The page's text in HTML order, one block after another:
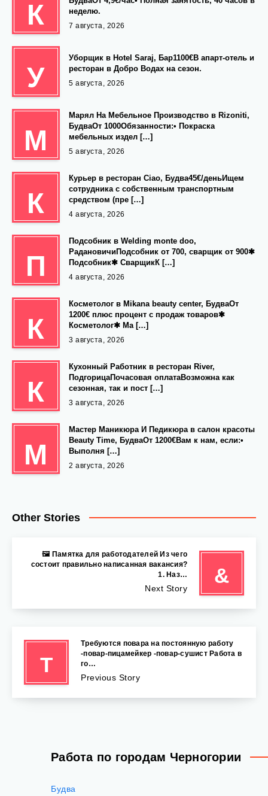
К
неделю.
7 августа, 2026
У
Уборщик в Hotel Saraj, Бар1100€В апарт-отель и
ресторан в Добро Водах на сезон.
5 августа, 2026
М
Марял На Мебельное Производство в Rizoniti,
БудваОт 1000Обязанности:• Покраска
мебельных издел […]
5 августа, 2026
К
Курьер в ресторан Ciao, Будва45€/деньИщем
сотрудника с собственным транспортным
средством (пре […]
4 августа, 2026
П
Подсобник в Welding monte doo,
РадановичиПодсобник от 700, сварщик от 900✱
Подсобник✱ СварщикК […]
4 августа, 2026
К
Косметолог в Mikana beauty center, БудваОт
1200€ плюс процент с продаж товаров✱
Косметолог✱ Ма […]
3 августа, 2026
К
Кухонный Работник в ресторан River,
ПодгорицаПочасовая оплатаВозможна как
сезонная, так и пост […]
3 августа, 2026
М
Мастер Маникюра И Педикюра в салон красоты
Beauty Time, БудваОт 1200€Вам к нам, если:•
Выполня […]
2 августа, 2026
Other Stories
&
🖼 Памятка для работодателей Из чего
состоит правильно написанная вакансия?
1. Наз…
Next Story
Т
Требуются повара на постоянную работу
-повар-пицамейкер -повар-сушист Работа в
го…
Previous Story
Работа по городам Черногории
Будва